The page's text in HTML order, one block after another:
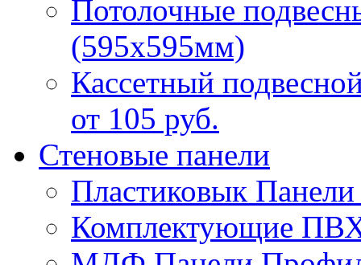
Потолочные
(595х595мм)
Кассетный
от 105 руб.
Стеновые панели
Пластиковык
Комплектующие